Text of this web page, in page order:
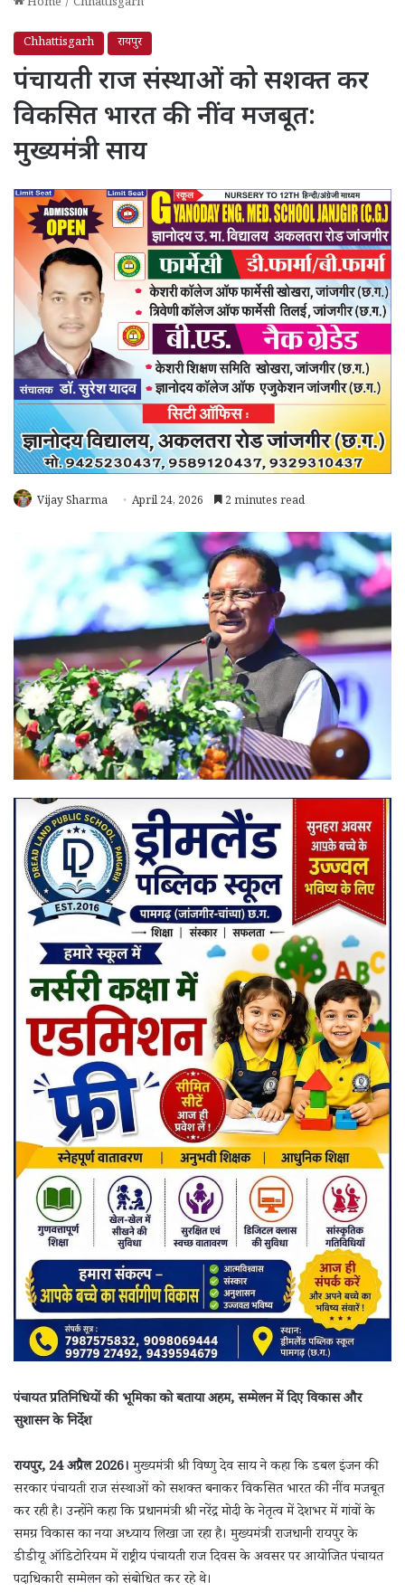
Chhattisgarh रायपुर
पंचायती राज संस्थाओं को सशक्त कर
विकसित भारत की नींव मजबूत:
मुख्यमंत्री साय
Vijay Sharma April 24, 2026 2 minutes read
पंचायत प्रतिनिधियों की भूमिका को बताया अहम, सम्मेलन में दिए विकास और
सुशासन के निर्देश
रायपुर, 24 अप्रैल 2026। मुख्यमंत्री श्री विष्णु देव साय ने कहा कि डबल इंजन की
सरकार पंचायती राज संस्थाओं को सशक्त बनाकर विकसित भारत की नींव मजबूत
कर रही है। उन्होंने कहा कि प्रधानमंत्री श्री नरेंद्र मोदी के नेतृत्व में देशभर में गांवों के
समग्र विकास का नया अध्याय लिखा जा रहा है। मुख्यमंत्री राजधानी रायपुर के
डीडीयू ऑडिटोरियम में राष्ट्रीय पंचायती राज दिवस के अवसर पर आयोजित पंचायत
पदाधिकारी सम्मेलन को संबोधित कर रहे थे।